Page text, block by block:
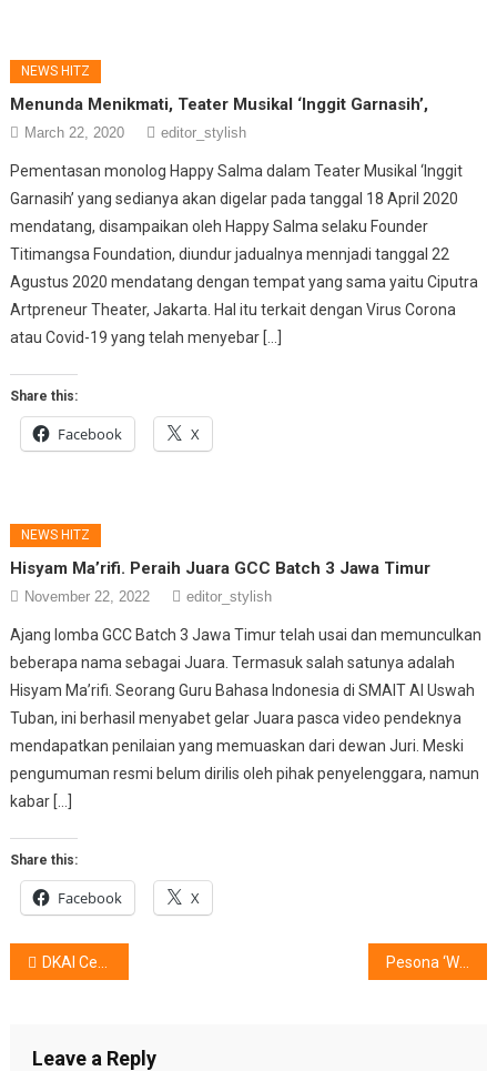
NEWS HITZ
Menunda Menikmati, Teater Musikal ‘Inggit Garnasih’,
March 22, 2020 editor_stylish
Pementasan monolog Happy Salma dalam Teater Musikal ‘Inggit
Garnasih’ yang sedianya akan digelar pada tanggal 18 April 2020
mendatang, disampaikan oleh Happy Salma selaku Founder
Titimangsa Foundation, diundur jadualnya mennjadi tanggal 22
Agustus 2020 mendatang dengan tempat yang sama yaitu Ciputra
Artpreneur Theater, Jakarta. Hal itu terkait dengan Virus Corona
atau Covid-19 yang telah menyebar […]
Share this:
Facebook X
NEWS HITZ
Hisyam Ma’rifi. Peraih Juara GCC Batch 3 Jawa Timur
November 22, 2022 editor_stylish
Ajang lomba GCC Batch 3 Jawa Timur telah usai dan memunculkan
beberapa nama sebagai Juara. Termasuk salah satunya adalah
Hisyam Ma’rifi. Seorang Guru Bahasa Indonesia di SMAIT Al Uswah
Tuban, ini berhasil menyabet gelar Juara pasca video pendeknya
mendapatkan penilaian yang memuaskan dari dewan Juri. Meski
pengumuman resmi belum dirilis oleh pihak penyelenggara, namun
kabar […]
Share this:
Facebook X
Post
DKAI Cetak Inovator Masa Depan Pesona ‘We Bare Bear’ @Pluit Village
Leave a Reply